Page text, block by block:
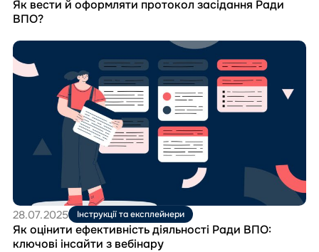
Як вести й оформляти протокол засідання Ради
ВПО?
Перейти
до
матеріала
ефективність
ВПО:
вебінару
28.07.2025 Інструкції та експлейнери
Як оцінити ефективність діяльності Ради ВПО:
ключові інсайти з вебінару